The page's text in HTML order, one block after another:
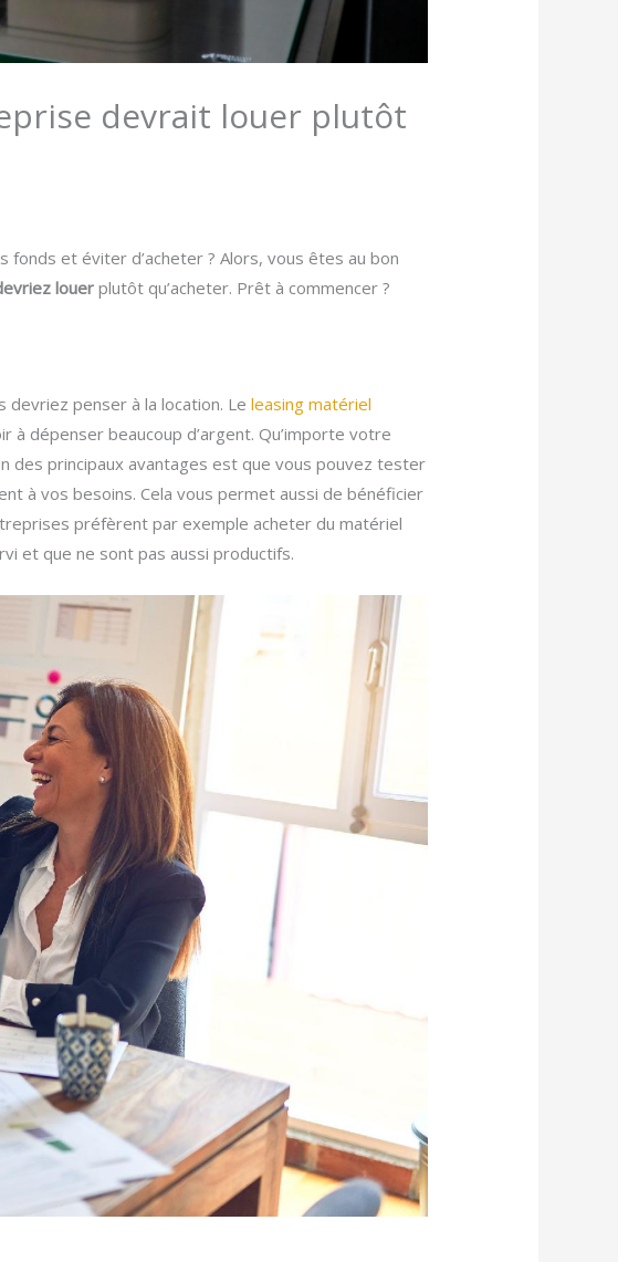
devrait louer plutôt
fonds et éviter d’acheter ? Alors, vous êtes au bon
louerplutôt qu’acheter. Prêt à commencer ?
devriez penser à la location. Leleasing matériel
dépenser beaucoup d’argent. Qu’importe votre
des principaux avantages est que vous pouvez tester
à vos besoins. Cela vous permet aussi de bénéficier
préfèrent par exemple acheter du matériel
et que ne sont pas aussi productifs.